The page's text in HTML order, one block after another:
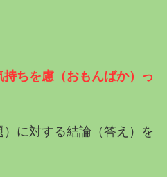
持ちを慮（おもんばか）っ
）に対する結論（答え）を